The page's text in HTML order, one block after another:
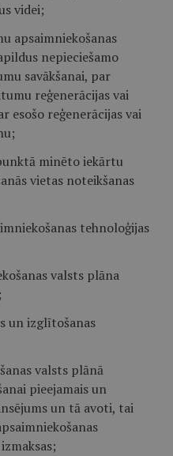
videi;
apsaimniekošanas
nepieciešamo
savākšanai, par
reģenerācijas vai
esošo reģenerācijas vai
minēto iekārtu
vietas noteikšanas
tehnoloģijas
valsts plāna
un izglītošanas
valsts plānā
pieejamais un
un tā avoti, tai